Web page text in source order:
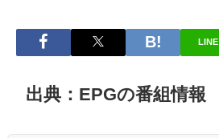
LINE
出典：EPGの番組情報